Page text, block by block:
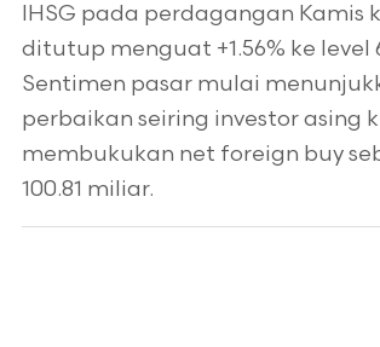
IHSG pada perdagangan Kamis
ditutup menguat +1.56% ke level
Sentimen pasar mulai
perbaikan seiring investor asing
membukukan net foreign buy
100.81 miliar.